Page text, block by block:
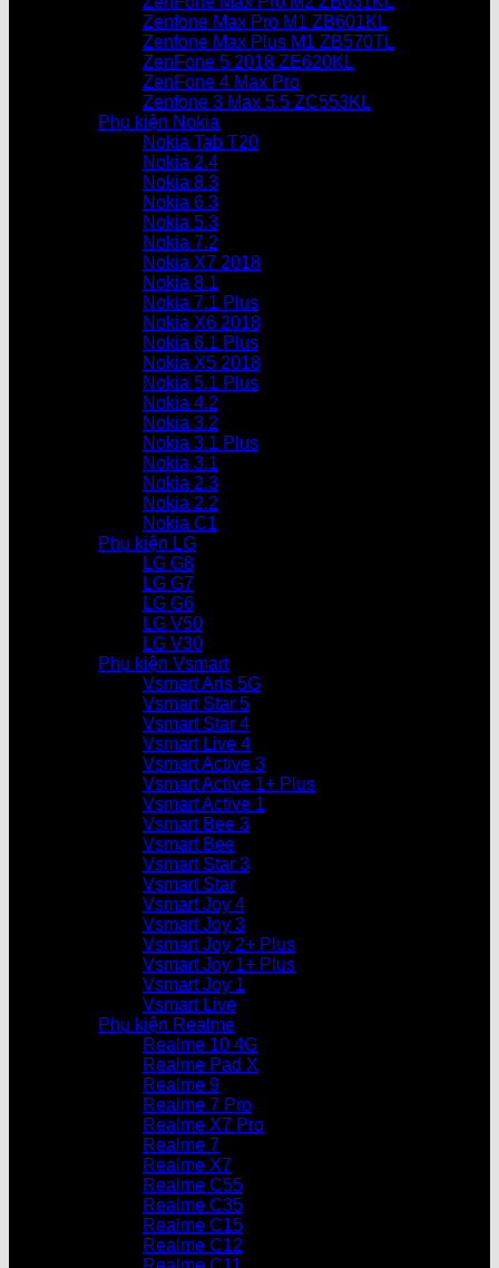
Zenfone Max Pro M1 ZB601KL
Zenfone Max Plus M1 ZB570TL
ZenFone 5 2018 ZE620KL
ZenFone 4 Max Pro
Zenfone 3 Max 5.5 ZC553KL
Phụ kiện Nokia
Nokia Tab T20
Nokia 2.4
Nokia 8.3
Nokia 6.3
Nokia 5.3
Nokia 7.2
Nokia X7 2018
Nokia 8.1
Nokia 7.1 Plus
Nokia X6 2018
Nokia 6.1 Plus
Nokia X5 2018
Nokia 5.1 Plus
Nokia 4.2
Nokia 3.2
Nokia 3.1 Plus
Nokia 3.1
Nokia 2.3
Nokia 2.2
Nokia C1
Phụ kiện LG
LG G8
LG G7
LG G6
LG V50
LG V30
Phụ kiện Vsmart
Vsmart Aris 5G
Vsmart Star 5
Vsmart Star 4
Vsmart Live 4
Vsmart Active 3
Vsmart Active 1+ Plus
Vsmart Active 1
Vsmart Bee 3
Vsmart Bee
Vsmart Star 3
Vsmart Star
Vsmart Joy 4
Vsmart Joy 3
Vsmart Joy 2+ Plus
Vsmart Joy 1+ Plus
Vsmart Joy 1
Vsmart Live
Phụ kiện Realme
Realme 10 4G
Realme Pad X
Realme 9
Realme 7 Pro
Realme X7 Pro
Realme 7
Realme X7
Realme C55
Realme C35
Realme C15
Realme C12